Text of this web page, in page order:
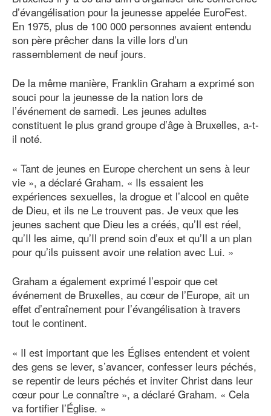
d’évangélisation pour la jeunesse appelée EuroFest.
En 1975, plus de 100 000 personnes avaient entendu
son père prêcher dans la ville lors d’un
rassemblement de neuf jours.
De la même manière, Franklin Graham a exprimé son
souci pour la jeunesse de la nation lors de
l’événement de samedi. Les jeunes adultes
constituent le plus grand groupe d’âge à Bruxelles, a-t-
il noté.
« Tant de jeunes en Europe cherchent un sens à leur
vie », a déclaré Graham. « Ils essaient les
expériences sexuelles, la drogue et l’alcool en quête
de Dieu, et ils ne Le trouvent pas. Je veux que les
jeunes sachent que Dieu les a créés, qu’Il est réel,
qu’Il les aime, qu’Il prend soin d’eux et qu’Il a un plan
pour qu’ils puissent avoir une relation avec Lui. »
Graham a également exprimé l’espoir que cet
événement de Bruxelles, au cœur de l’Europe, ait un
effet d’entraînement pour l’évangélisation à travers
tout le continent.
« Il est important que les Églises entendent et voient
des gens se lever, s’avancer, confesser leurs péchés,
se repentir de leurs péchés et inviter Christ dans leur
cœur pour Le connaître », a déclaré Graham. « Cela
va fortifier l’Église. »